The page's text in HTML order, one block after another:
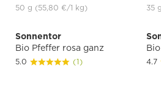
50 g (55,80 €/1 kg) 35 g
Sonnentor
Bio Pfeffer rosa ganz
5.0 (1) 4.7